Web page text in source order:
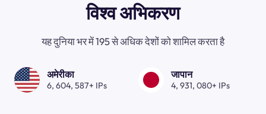
विश्व अभिकरण
यह दुनिया भर में 195 से अधिक देशों को शामिल करता है
अमेरीका
6, 604, 587+ IPs
जापान
4, 931, 080+ IPs